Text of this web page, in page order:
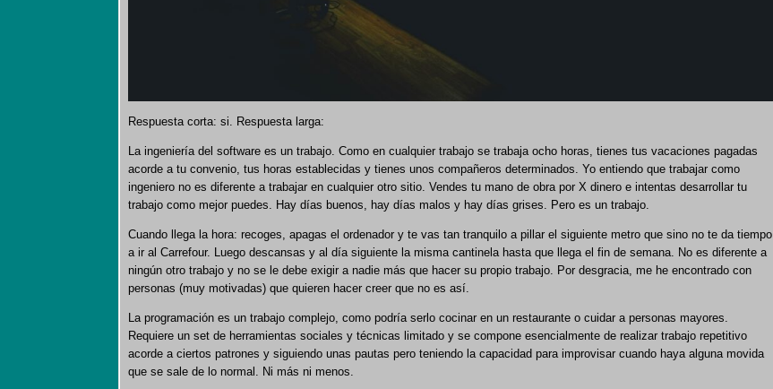
Respuesta corta: si. Respuesta larga:
La ingeniería del software es un trabajo. Como en cualquier trabajo se trabaja ocho horas, tienes tus vacaciones pagadas
acorde a tu convenio, tus horas establecidas y tienes unos compañeros determinados. Yo entiendo que trabajar como
ingeniero no es diferente a trabajar en cualquier otro sitio. Vendes tu mano de obra por X dinero e intentas desarrollar tu
trabajo como mejor puedes. Hay días buenos, hay días malos y hay días grises. Pero es un trabajo.
Cuando llega la hora: recoges, apagas el ordenador y te vas tan tranquilo a pillar el siguiente metro que sino no te da tiempo
a ir al Carrefour. Luego descansas y al día siguiente la misma cantinela hasta que llega el fin de semana. No es diferente a
ningún otro trabajo y no se le debe exigir a nadie más que hacer su propio trabajo. Por desgracia, me he encontrado con
personas (muy motivadas) que quieren hacer creer que no es así.
La programación es un trabajo complejo, como podría serlo cocinar en un restaurante o cuidar a personas mayores.
Requiere un set de herramientas sociales y técnicas limitado y se compone esencialmente de realizar trabajo repetitivo
acorde a ciertos patrones y siguiendo unas pautas pero teniendo la capacidad para improvisar cuando haya alguna movida
que se sale de lo normal. Ni más ni menos.